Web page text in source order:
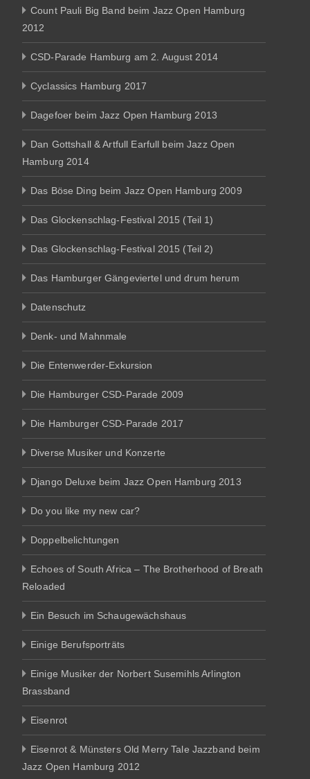
Count Pauli Big Band beim Jazz Open Hamburg
2012
CSD-Parade Hamburg am 2. August 2014
Cyclassics Hamburg 2017
Dagefoer beim Jazz Open Hamburg 2013
Dan Gottshall & Artfull Earfull beim Jazz Open
Hamburg 2014
Das Böse Ding beim Jazz Open Hamburg 2009
Das Glockenschlag-Festival 2015 (Teil 1)
Das Glockenschlag-Festival 2015 (Teil 2)
Das Hamburger Gängeviertel und drum herum
Datenschutz
Denk- und Mahnmale
Die Entenwerder-Exkursion
Die Hamburger CSD-Parade 2009
Die Hamburger CSD-Parade 2017
Diverse Musiker und Konzerte
Django Deluxe beim Jazz Open Hamburg 2013
Do you like my new car?
Doppelbelichtungen
Echoes of South Africa – The Brotherhood of Breath
Reloaded
Ein Besuch im Schaugewächshaus
Einige Berufsporträts
Einige Musiker der Norbert Susemihls Arlington
Brassband
Eisenrot
Eisenrot & Münsters Old Merry Tale Jazzband beim
Jazz Open Hamburg 2012